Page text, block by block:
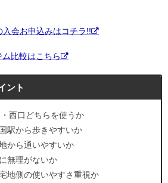
会お申込みはコチラ!!
比較はこちら
ント
西口どちらを使うか
駅から歩きやすいか
から通いやすいか
無理がないか
地側の使いやすさ重視か